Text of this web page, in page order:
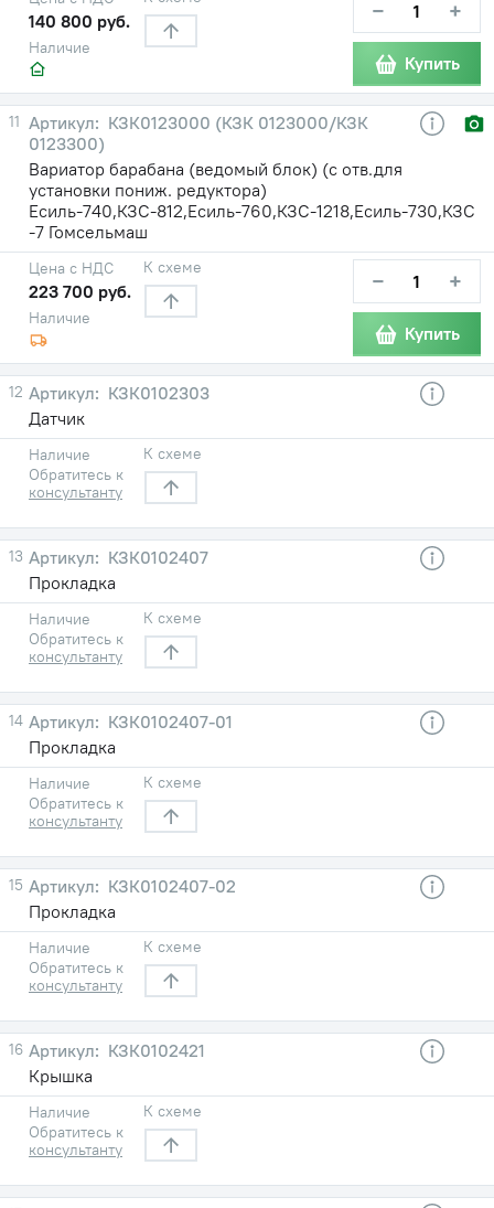
Наличие
140 800 руб. − +
Купить
11
КЗК0123000 (КЗК 0123000/КЗК
0123300)
Вариатор барабана (ведомый блок) (с отв.для
установки пониж. редуктора)
Есиль-740,КЗС-812,Есиль-760,КЗС-1218,Есиль-730,КЗС
-7 Гомсельмаш
Наличие
Цена с НДС
223 700 руб.
К схеме − +
Купить
12
КЗК0102303
Датчик
Наличие
Обратитесь к
консультанту
К схеме
13
КЗК0102407
Прокладка
Наличие
Обратитесь к
консультанту
К схеме
14
КЗК0102407-01
Прокладка
Наличие
Обратитесь к
консультанту
К схеме
15
КЗК0102407-02
Прокладка
Наличие
Обратитесь к
консультанту
К схеме
16
КЗК0102421
Крышка
Наличие
Обратитесь к
консультанту
К схеме